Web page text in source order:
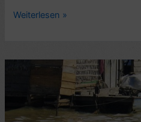
Romankritik:
Mann,
Gardam
(Old
Weiterlesen »